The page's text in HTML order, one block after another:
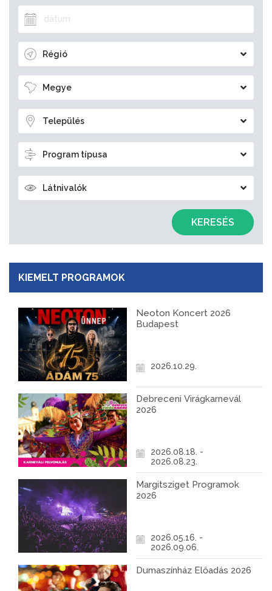
Régió
Megye
Település
Program típusa
Látnivalók
KERESÉS
KIEMELT PROGRAMOK
Neoton Koncert 2026
Budapest
2026.10.29.
Debreceni Virágkarnevál
2026
2026.08.18. -
2026.08.23.
Margitsziget Programok
2026
2026.05.16. -
2026.09.06.
Dumaszínház Előadás 2026